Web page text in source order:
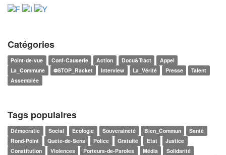
Catégories
Point-de-vue Conf-Causerie Action Docu&Tract
Appel
La_Commune
⛔STOP_Racket Interview La_Vérité Presse
Talent
Assemblée
Tags populaires
Démocratie Social Ecologie Souveraineté Bien_Commun
Santé
Rond-Point
Quête-de-Sens Police Gratuité Etat
Justice
Constitution
Violences Porteurs-de-Paroles Média
Solidarité